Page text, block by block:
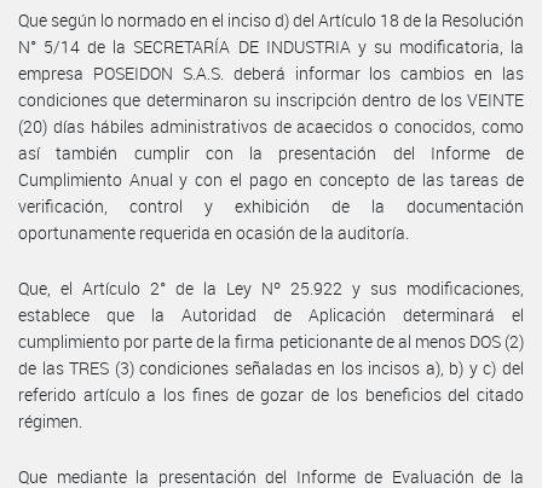
Que según lo normado en el inciso d) del Artículo 18 de la Resolución
N° 5/14 de la SECRETARÍA DE INDUSTRIA y su modificatoria, la
empresa POSEIDON S.A.S. deberá informar los cambios en las
condiciones que determinaron su inscripción dentro de los VEINTE
(20) días hábiles administrativos de acaecidos o conocidos, como
así también cumplir con la presentación del Informe de
Cumplimiento Anual y con el pago en concepto de las tareas de
verificación, control y exhibición de la documentación
oportunamente requerida en ocasión de la auditoría.
Que, el Artículo 2° de la Ley Nº 25.922 y sus modificaciones,
establece que la Autoridad de Aplicación determinará el
cumplimiento por parte de la firma peticionante de al menos DOS (2)
de las TRES (3) condiciones señaladas en los incisos a), b) y c) del
referido artículo a los fines de gozar de los beneficios del citado
régimen.
Que mediante la presentación del Informe de Evaluación de la